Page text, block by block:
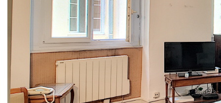
Description
Réf : 164
My Cocoon, l'agence aux honoraires à 2% vous présente :
Emplacement exceptionnel, au pied de la Place Antoine
Vollon, quartier Ainay. Dans une copropriété de standing, en
étage élevé, au calme absolu et lumineux, venez vite visiter